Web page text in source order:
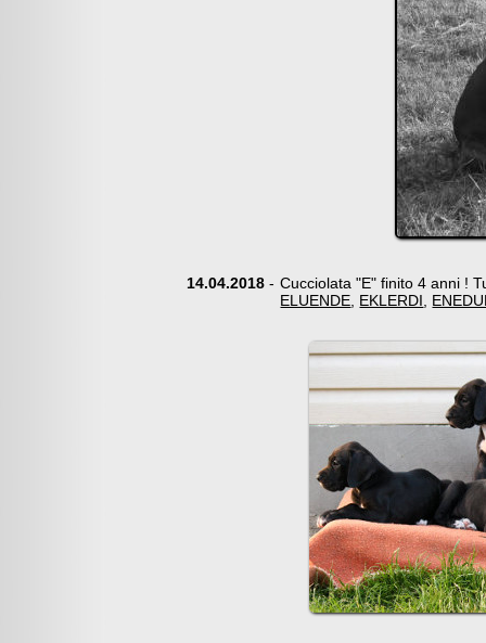
14.04.2018 - Cucciolata "E" finito 4 anni !
ELUENDE EKLERDI